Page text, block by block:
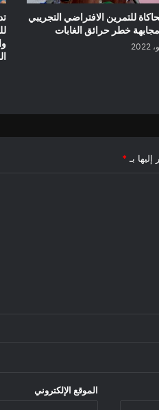
للتمرين الافتراضي التجريبي
مجابهة خطر حرائق الغابات
بـ *
الموقع الإلكتروني